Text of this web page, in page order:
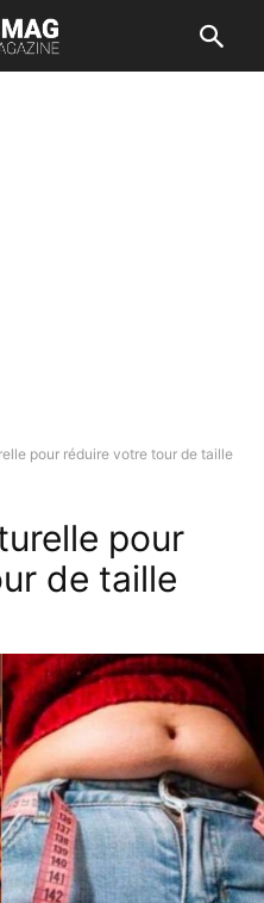
pour réduire votre tour de taille
pour
de taille